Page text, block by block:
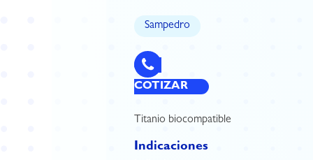
Sampedro
COTIZAR
Titanio biocompatible
Indicaciones